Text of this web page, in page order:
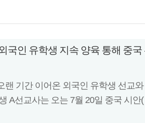
국인 유학생 지속 양육 통해 중
랜 기간 이어온 외국인 유학생 선교
A선교사는 오는 7월 20일 중국 시안(